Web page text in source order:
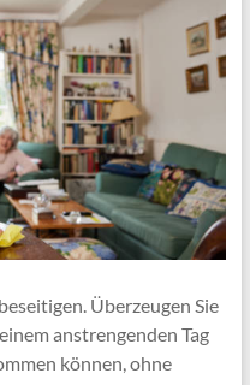
Überzeugen Sie
anstrengenden Tag
können, ohne